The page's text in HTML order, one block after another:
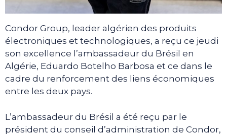
Condor Group, leader algérien des produits
électroniques et technologiques, a reçu ce jeudi
son excellence l’ambassadeur du Brésil en
Algérie, Eduardo Botelho Barbosa et ce dans le
cadre du renforcement des liens économiques
entre les deux pays.
L’ambassadeur du Brésil a été reçu par le
président du conseil d’administration de Condor,